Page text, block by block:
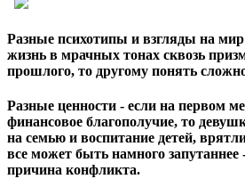
Разные психотипы и взгляды на
жизнь в мрачных тонах сквозь
прошлого, то другому понять
Разные ценности - если на первом
финансовое благополучие, то
на семью и воспитание детей,
все может быть намного запутаннее
причина конфликта.